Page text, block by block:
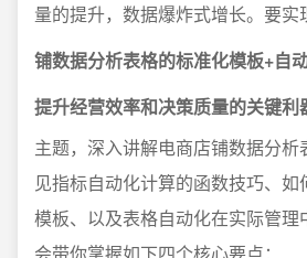
量的提升，数据爆炸式增长。要实
铺数据分析表格的标准化模板+自
提升经营效率和决策质量的关键利
主题，深入讲解电商店铺数据分析
见指标自动化计算的函数技巧、
模板、以及表格自动化在实际管